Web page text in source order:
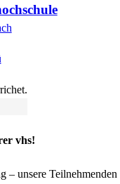
vhs!
– unsere Teilnehmenden